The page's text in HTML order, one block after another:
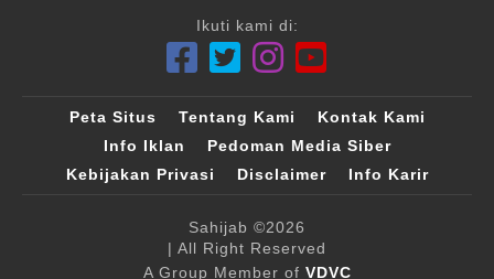
Ikuti kami di:
Peta Situs Tentang Kami
Kontak Kami
Info Iklan
Pedoman Media Siber
Kebijakan Privasi
Disclaimer Info Karir
Sahijab ©2026
| All Right Reserved
A Group Member of VDVC